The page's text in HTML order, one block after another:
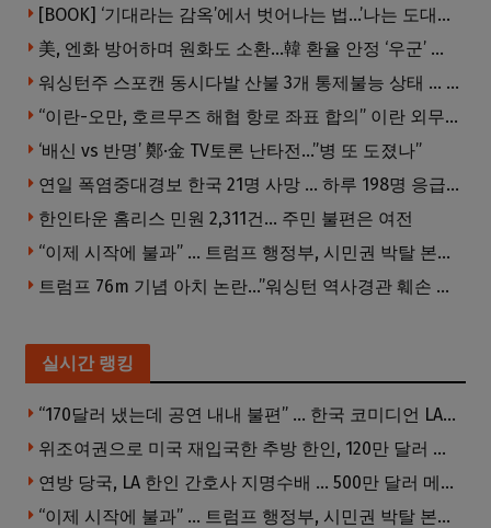
[BOOK] ‘기대라는 감옥’에서 벗어나는 법…’나는 도대체 왜 눈치를 볼까’
美, 엔화 방어하며 원화도 소환…韓 환율 안정 ‘우군’ 되나
워싱턴주 스포캔 동시다발 산불 3개 통제불능 상태 … 이재민 수십만명
“이란-오만, 호르무즈 해협 항로 좌표 합의” 이란 외무부 발표
‘배신 vs 반명’ 鄭·金 TV토론 난타전…”병 또 도졌나”
연일 폭염중대경보 한국 21명 사망 … 하루 198명 응급실행
한인타운 홈리스 민원 2,311건… 주민 불편은 여전
“이제 시작에 불과” … 트럼프 행정부, 시민권 박탈 본격화
트럼프 76m 기념 아치 논란…”워싱턴 역사경관 훼손 우려”
실시간 랭킹
“170달러 냈는데 공연 내내 불편” … 한국 코미디언 LA공연, 음향 불량에 외모 비하 개그 논란
위조여권으로 미국 재입국한 추방 한인, 120만 달러 은행 사기 행각
연방 당국, LA 한인 간호사 지명수배 … 500만 달러 메디캐어 사기, 선고 직전 한국 도주
“이제 시작에 불과” … 트럼프 행정부, 시민권 박탈 본격화